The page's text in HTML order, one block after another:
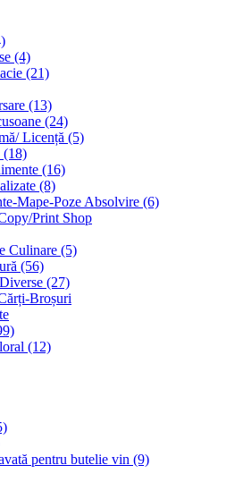
(4)
(21)
(13)
(24)
Licență (5)
(18)
(16)
(8)
Mape-Poze Absolvire (6)
Print Shop
Culinare (5)
(56)
(27)
Broșuri
(12)
pentru butelie vin (9)